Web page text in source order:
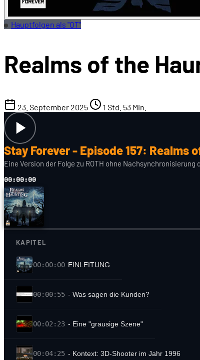
Hauptfolgen als "OT"
Realms of the
23. September 2025 1 Std. 53 Min.
Stay Forever - Episode 157: Realms
Eine Version der Folge zu ROTH ohne
00:00:00
KAPITEL
00:00:00 EINLEITUNG
00:00:55 - Was sagen die Kunden?
00:02:23 - Eine "grausige Szene"
00:04:25 - Kontext: 3D-Shooter im Jahr 1996